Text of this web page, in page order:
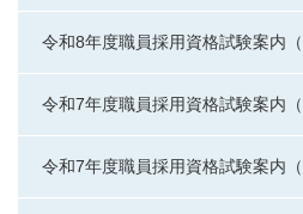
令和8年度職員採用資格試験案内（
令和7年度職員採用資格試験案内（
令和7年度職員採用資格試験案内（